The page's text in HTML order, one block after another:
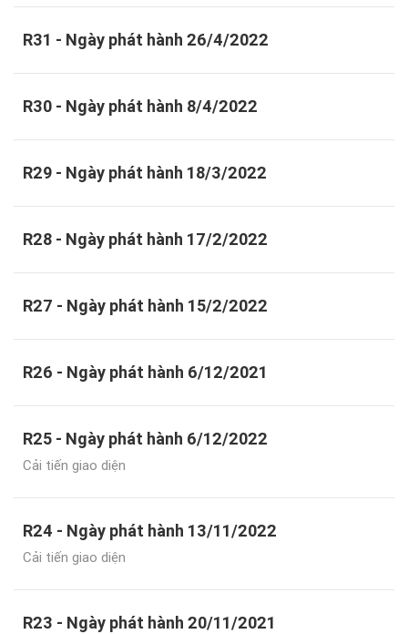
R31 - Ngày phát hành 26/4/2022
R30 - Ngày phát hành 8/4/2022
R29 - Ngày phát hành 18/3/2022
R28 - Ngày phát hành 17/2/2022
R27 - Ngày phát hành 15/2/2022
R26 - Ngày phát hành 6/12/2021
R25 - Ngày phát hành 6/12/2022
Cải tiến giao diện
R24 - Ngày phát hành 13/11/2022
Cải tiến giao diện
R23 - Ngày phát hành 20/11/2021